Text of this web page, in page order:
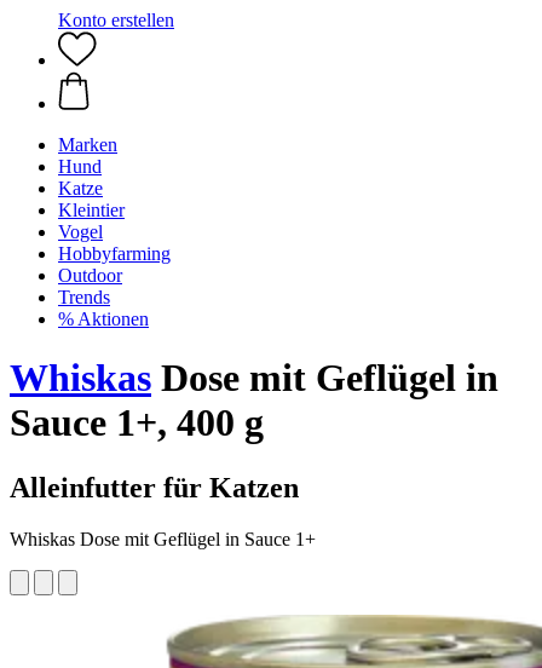
Konto erstellen
Marken
Hund
Katze
Kleintier
Vogel
Hobbyfarming
Outdoor
Trends
% Aktionen
Whiskas Dose mit Geflügel in
Sauce 1+, 400 g
Alleinfutter für Katzen
Whiskas Dose mit Geflügel in Sauce 1+